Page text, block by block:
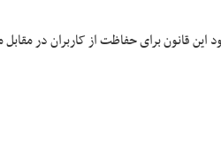
شود این قانون برای حفاظت از کاربران در